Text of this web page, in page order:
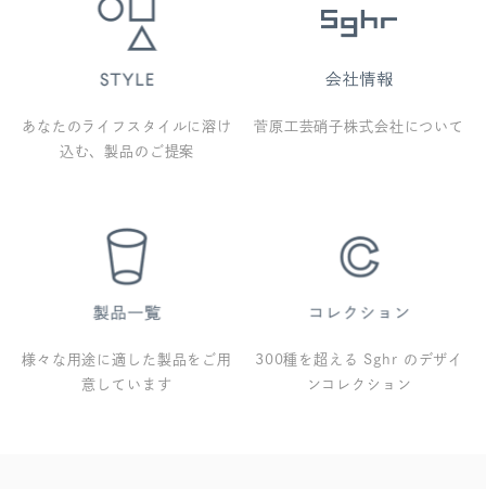
あなたのライフスタイルに溶け
込む、製品のご提案
菅原工芸硝子株式会社について
様々な用途に適した製品をご用
意しています
300種を超える Sghr のデザイ
ンコレクション